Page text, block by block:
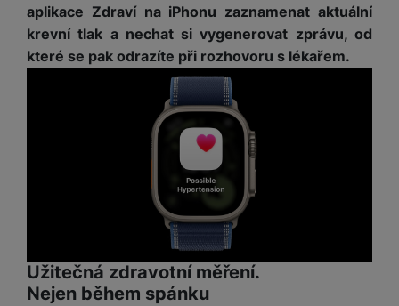
aplikace Zdraví na iPhonu zaznamenat aktuální
krevní tlak a nechat si vygenerovat zprávu, od
které se pak odrazíte při rozhovoru s lékařem.
Užitečná zdravotní měření.
Nejen během spánku